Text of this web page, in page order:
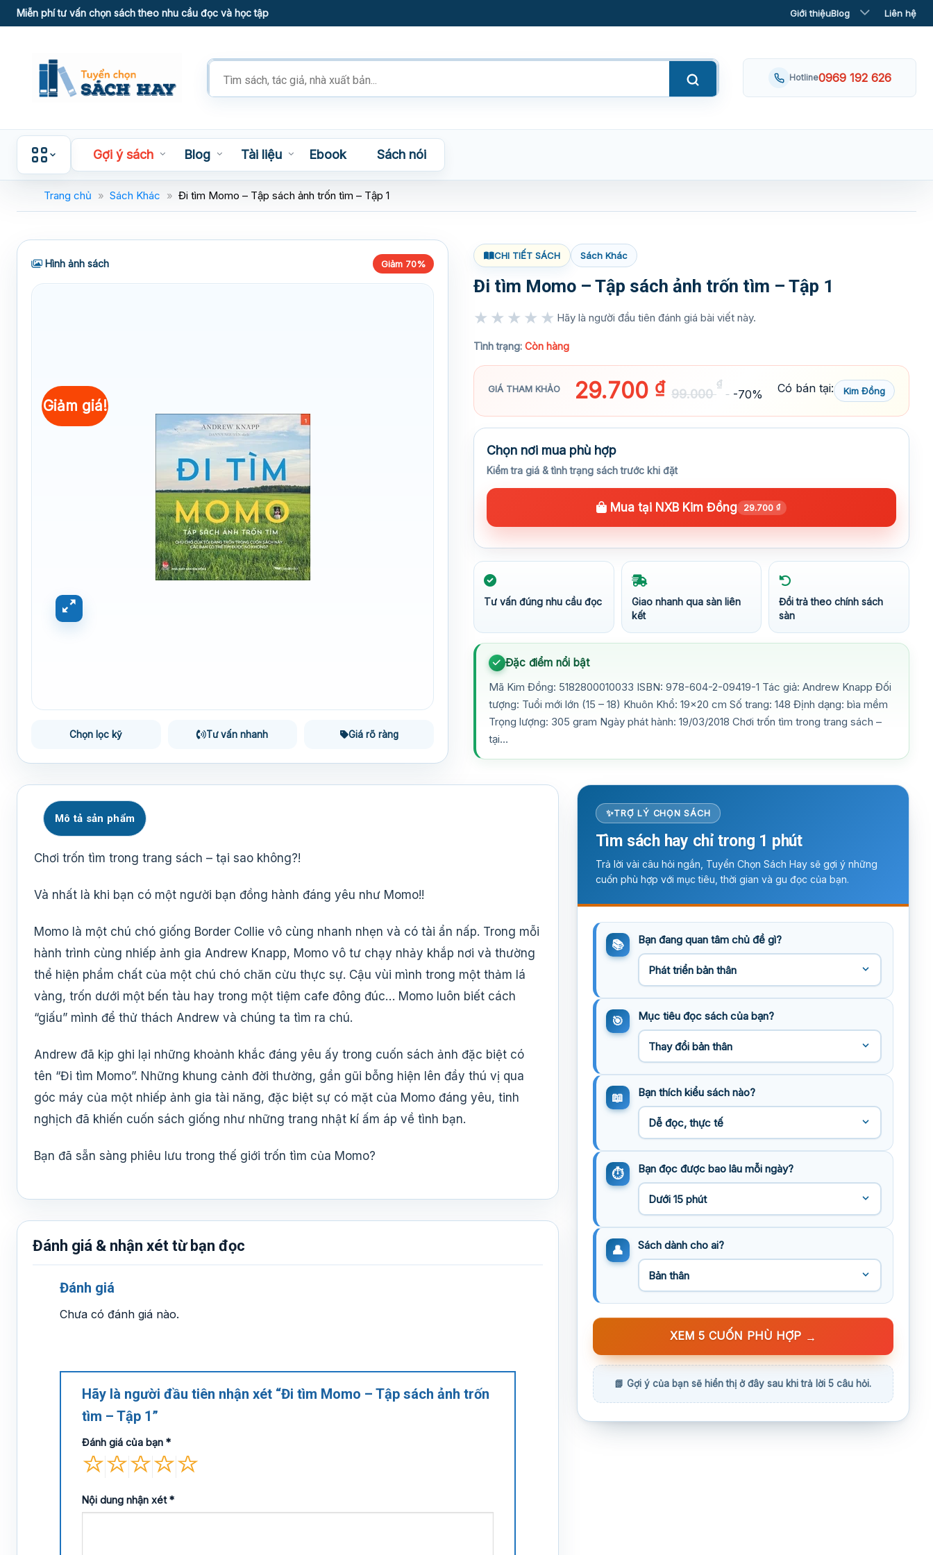
Skip
to
Miễn phí tư vấn chọn sách theo nhu cầu đọc và học tập Giới thiệuBlog Liên hệ
Tìm
kiếm
phẩm
Hotline0969 192 626
Gợi ý sách Blog Tài liệu Ebook Sách nói
Trang chủ » Sách Khác » Đi tìm Momo – Tập sách ảnh trốn tìm – Tập 1
Hình ảnh sách Giảm 70%
Giảm giá!
Chọn lọc kỹ Tư vấn nhanh Giá rõ ràng
CHI TIẾT SÁCH Sách Khác
Đi tìm Momo – Tập sách ảnh trốn tìm – Tập 1
★★★★★ Hãy là người đầu tiên đánh giá bài viết này.
Tình trạng: Còn hàng
GIÁ THAM KHẢO 29.700 ₫ 99.000
₫
-70% Có bán tại: Kim Đồng
Chọn nơi mua phù hợp
Kiểm tra giá & tình trạng sách trước khi đặt
Mua tại NXB Kim Đồng 29.700 ₫
Tư vấn đúng nhu cầu đọc
Giao nhanh qua sàn liên
kết
Đổi trả theo chính sách
sàn
Đặc điểm nổi bật
Mã Kim Đồng: 5182800010033 ISBN: 978-604-2-09419-1 Tác giả: Andrew Knapp Đối
tượng: Tuổi mới lớn (15 – 18) Khuôn Khổ: 19×20 cm Số trang: 148 Định dạng: bìa mềm
Trọng lượng: 305 gram Ngày phát hành: 19/03/2018 Chơi trốn tìm trong trang sách –
tại…
Mô tả sản phẩm
Chơi trốn tìm trong trang sách – tại sao không?!
Và nhất là khi bạn có một người bạn đồng hành đáng yêu như Momo!!
Momo là một chú chó giống Border Collie vô cùng nhanh nhẹn và có tài ẩn nấp. Trong mỗi
hành trình cùng nhiếp ảnh gia Andrew Knapp, Momo vô tư chạy nhảy khắp nơi và thường
thể hiện phẩm chất của một chú chó chăn cừu thực sự. Cậu vùi mình trong một thảm lá
vàng, trốn dưới một bến tàu hay trong một tiệm cafe đông đúc… Momo luôn biết cách
“giấu” mình để thử thách Andrew và chúng ta tìm ra chú.
Andrew đã kịp ghi lại những khoảnh khắc đáng yêu ấy trong cuốn sách ảnh đặc biệt có
tên “Đi tìm Momo”. Những khung cảnh đời thường, gần gũi bỗng hiện lên đầy thú vị qua
góc máy của một nhiếp ảnh gia tài năng, đặc biệt sự có mặt của Momo đáng yêu, tinh
nghịch đã khiến cuốn sách giống như những trang nhật kí ấm áp về tình bạn.
Bạn đã sẵn sàng phiêu lưu trong thế giới trốn tìm của Momo?
Đánh giá & nhận xét từ bạn đọc
Đánh giá
Chưa có đánh giá nào.
Hãy là người đầu tiên nhận xét “Đi tìm Momo – Tập sách ảnh trốn
tìm – Tập 1”
Đánh giá của bạn *
Nội dung nhận xét*
TRỢ LÝ CHỌN SÁCH
Tìm sách hay chỉ trong 1 phút
Trả lời vài câu hỏi ngắn, Tuyển Chọn Sách Hay sẽ gợi ý những
cuốn phù hợp với mục tiêu, thời gian và gu đọc của bạn.
Bạn đang quan tâm chủ đề gì?
Mục tiêu đọc sách của bạn?
Bạn thích kiểu sách nào?
Bạn đọc được bao lâu mỗi ngày?
Sách dành cho ai?
XEM 5 CUỐN PHÙ HỢP →